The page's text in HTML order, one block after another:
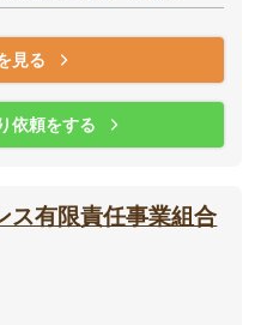
見る
依頼をする
ス有限責任事業組合